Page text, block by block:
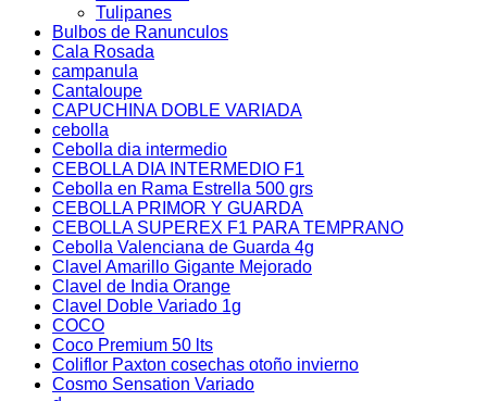
Tulipanes
Bulbos de Ranunculos
Cala Rosada
campanula
Cantaloupe
CAPUCHINA DOBLE VARIADA
cebolla
Cebolla dia intermedio
CEBOLLA DIA INTERMEDIO F1
Cebolla en Rama Estrella 500 grs
CEBOLLA PRIMOR Y GUARDA
CEBOLLA SUPEREX F1 PARA TEMPRANO
Cebolla Valenciana de Guarda 4g
Clavel Amarillo Gigante Mejorado
Clavel de India Orange
Clavel Doble Variado 1g
COCO
Coco Premium 50 lts
Coliflor Paxton cosechas otoño invierno
Cosmo Sensation Variado